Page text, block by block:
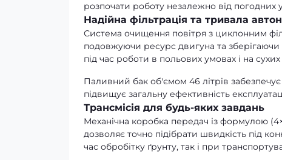
розпочати роботу незалежно від погодних
Надійна фільтрація та тривала
Система очищення повітря з циклонним
подовжуючи ресурс двигуна та зберігаючи
під час роботи в польових умовах і на сухих
Паливний бак об'ємом 46 літрів
підвищує загальну ефективність
Трансмісія для будь-яких завдань
Механічна коробка передач із формулою
дозволяє точно підібрати швидкість під
час обробітку ґрунту, так і при